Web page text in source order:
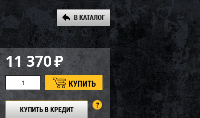
11 370₽
КУПИТЬ В КРЕДИТ